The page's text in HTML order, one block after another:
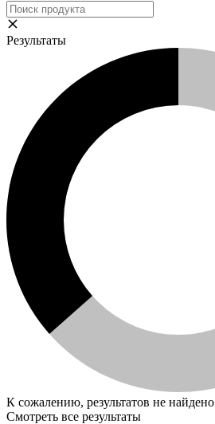
Результаты
К сожалению, результатов не найдено
Смотреть все результаты